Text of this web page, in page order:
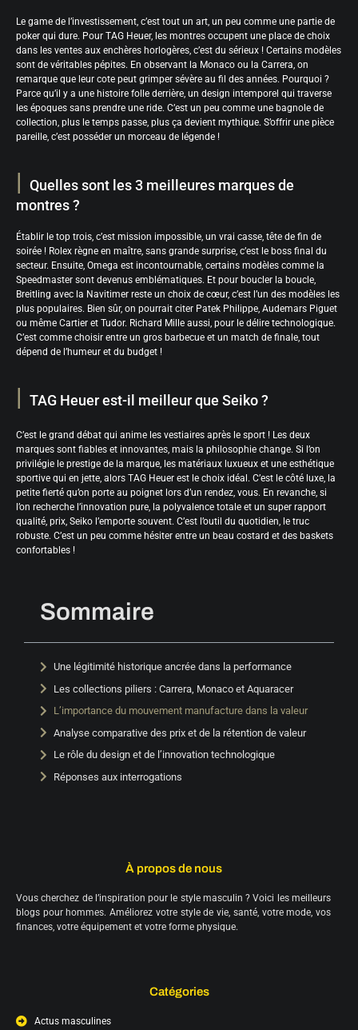
Le game de l’investissement, c’est tout un art, un peu comme une partie de
poker qui dure. Pour TAG Heuer, les montres occupent une place de choix
dans les ventes aux enchères horlogères, c’est du sérieux ! Certains modèles
sont de véritables pépites. En observant la Monaco ou la Carrera, on
remarque que leur cote peut grimper sévère au fil des années. Pourquoi ?
Parce qu’il y a une histoire folle derrière, un design intemporel qui traverse
les époques sans prendre une ride. C’est un peu comme une bagnole de
collection, plus le temps passe, plus ça devient mythique. S’offrir une pièce
pareille, c’est posséder un morceau de légende !
Quelles sont les 3 meilleures marques de
montres ?
Établir le top trois, c’est mission impossible, un vrai casse, tête de fin de
soirée ! Rolex règne en maître, sans grande surprise, c’est le boss final du
secteur. Ensuite, Omega est incontournable, certains modèles comme la
Speedmaster sont devenus emblématiques. Et pour boucler la boucle,
Breitling avec la Navitimer reste un choix de cœur, c’est l’un des modèles les
plus populaires. Bien sûr, on pourrait citer Patek Philippe, Audemars Piguet
ou même Cartier et Tudor. Richard Mille aussi, pour le délire technologique.
C’est comme choisir entre un gros barbecue et un match de finale, tout
dépend de l’humeur et du budget !
TAG Heuer est-il meilleur que Seiko ?
C’est le grand débat qui anime les vestiaires après le sport ! Les deux
marques sont fiables et innovantes, mais la philosophie change. Si l’on
privilégie le prestige de la marque, les matériaux luxueux et une esthétique
sportive qui en jette, alors TAG Heuer est le choix idéal. C’est le côté luxe, la
petite fierté qu’on porte au poignet lors d’un rendez, vous. En revanche, si
l’on recherche l’innovation pure, la polyvalence totale et un super rapport
qualité, prix, Seiko l’emporte souvent. C’est l’outil du quotidien, le truc
robuste. C’est un peu comme hésiter entre un beau costard et des baskets
confortables !
Sommaire
Une légitimité historique ancrée dans la performance
Les collections piliers : Carrera, Monaco et Aquaracer
L’importance du mouvement manufacture dans la valeur
Analyse comparative des prix et de la rétention de valeur
Le rôle du design et de l’innovation technologique
Réponses aux interrogations
À propos de nous
Vous cherchez de l’inspiration pour le style masculin ? Voici les meilleurs
blogs pour hommes. Améliorez votre style de vie, santé, votre mode, vos
finances, votre équipement et votre forme physique.
Catégories
Actus masculines